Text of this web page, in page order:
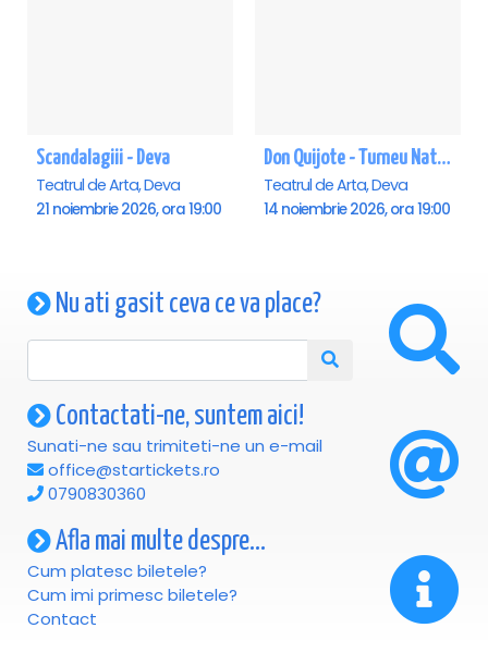
Scandalagiii - Deva
Teatrul de Arta, Deva
21 noiembrie 2026, ora 19:00
Don Quijote - Turneu National de balet - Deva
Teatrul de Arta, Deva
14 noiembrie 2026, ora 19:00
Nu ati gasit ceva ce va place?
Contactati-ne, suntem aici!
Sunati-ne sau trimiteti-ne un e-mail
office@startickets.ro
0790830360
Afla mai multe despre...
Cum platesc biletele?
Cum imi primesc biletele?
Contact